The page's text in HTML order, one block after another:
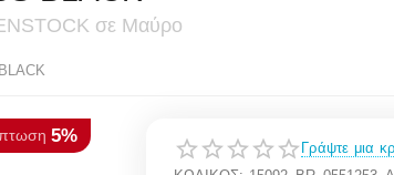
σε Μαύρο
Γράψτε μια